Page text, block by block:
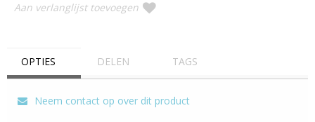
Aan verlanglijst toevoegen
OPTIES DELEN TAGS
Neem contact op over dit product